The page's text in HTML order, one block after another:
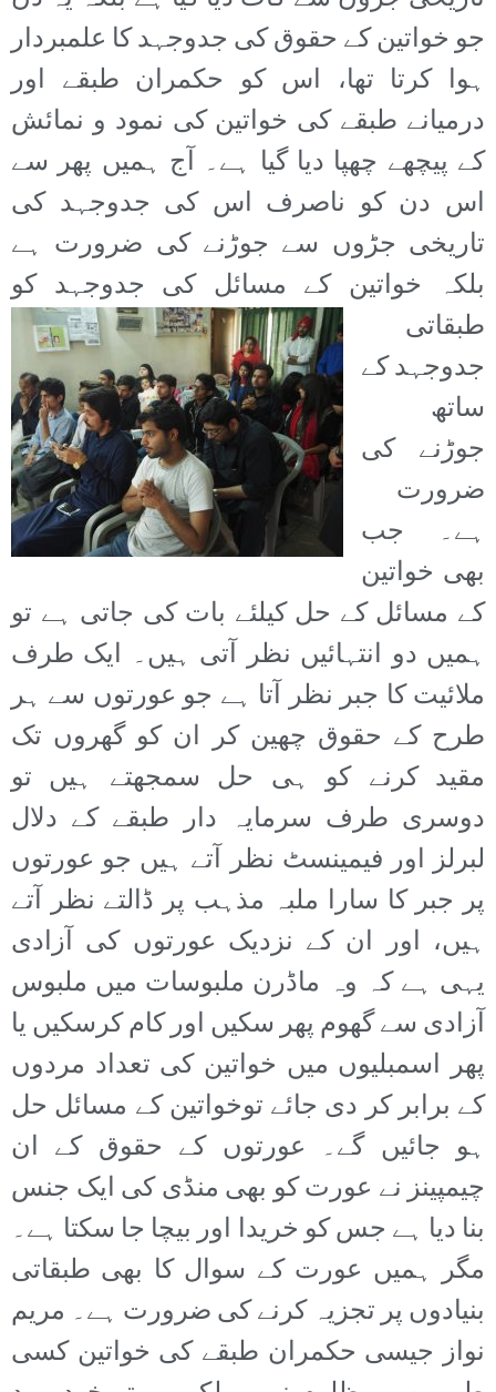
جو خواتین کے حقوق کی جدوجہد کا علمبردار
ہوا کرتا تھا، اس کو حکمران طبقے اور
درمیانے طبقے کی خواتین کی نمود و نمائش
کے پیچھے چھپا دیا گیا ہے۔ آج ہمیں پھر سے
اس دن کو ناصرف اس کی جدوجہد کی
تاریخی جڑوں سے جوڑنے کی ضرورت ہے
بلکہ خواتین کے مسائل کی جدوجہد کو
طبقاتی
جدوجہد کے
ساتھ
جوڑنے کی
ضرورت
ہے۔ جب
بھی خواتین
کے مسائل کے حل کیلئے بات کی جاتی ہے تو
ہمیں دو انتہائیں نظر آتی ہیں۔ ایک طرف
ملائیت کا جبر نظر آتا ہے جو عورتوں سے ہر
طرح کے حقوق چھین کر ان کو گھروں تک
مقید کرنے کو ہی حل سمجھتے ہیں تو
دوسری طرف سرمایہ دار طبقے کے دلال
لبرلز اور فیمینسٹ نظر آتے ہیں جو عورتوں
پر جبر کا سارا ملبہ مذہب پر ڈالتے نظر آتے
ہیں، اور ان کے نزدیک عورتوں کی آزادی
یہی ہے کہ وہ ماڈرن ملبوسات میں ملبوس
آزادی سے گھوم پھر سکیں اور کام کرسکیں یا
پھر اسمبلیوں میں خواتین کی تعداد مردوں
کے برابر کر دی جائے توخواتین کے مسائل حل
ہو جائیں گے۔ عورتوں کے حقوق کے ان
چیمپینز نے عورت کو بھی منڈی کی ایک جنس
بنا دیا ہے جس کو خریدا اور بیچا جا سکتا ہے۔
مگر ہمیں عورت کے سوال کا بھی طبقاتی
بنیادوں پر تجزیہ کرنے کی ضرورت ہے۔ مریم
نواز جیسی حکمران طبقے کی خواتین کسی